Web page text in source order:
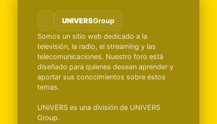
UNIVERSGroup
Somos un sitio web dedicado a la
televisión, la radio, el streaming y las
telecomunicaciones. Nuestro foro está
diseñado para quienes desean aprender y
aportar sus conocimientos sobre estos
temas.
UNIVERS es una división de UNIVERS
Group.